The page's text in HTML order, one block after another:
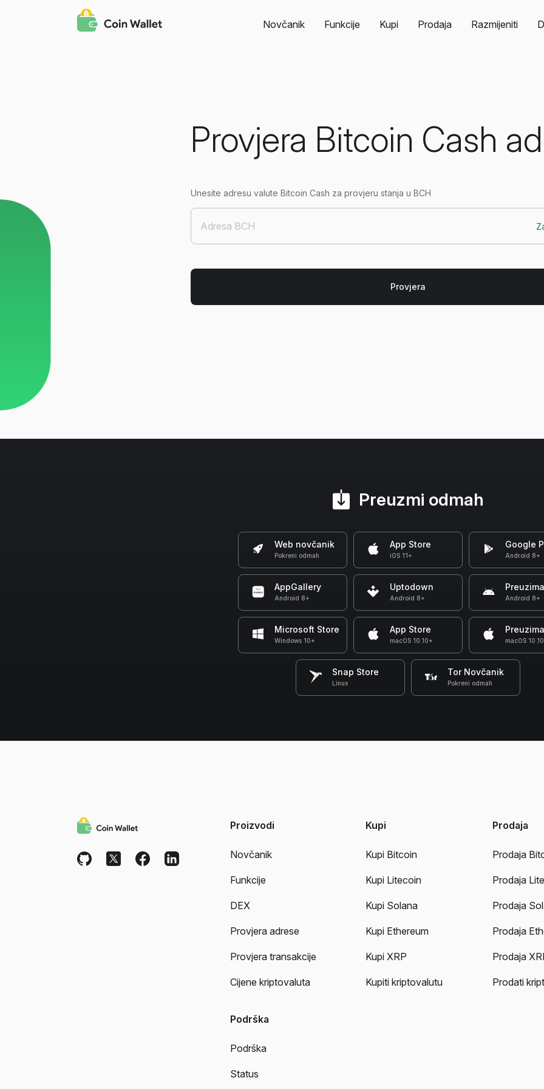
Novčanik Funkcije Kupi Prodaja Razmijeniti
Provjera Bitcoin Cash
Unesite adresu valute Bitcoin Cash za provjeru stanja u BCH
Preuzmi odmah
Web novčanik
Pokreni odmah
App Store
iOS 11+
Google
Android 8+
AppGallery
Android 8+
Uptodown
Android 8+ Android 8+
Microsoft Store
Windows 10+
App Store
macOS 10.10+ macOS
Snap Store
Linux
Tor Novčanik
Pokreni odmah
Proizvodi
Novčanik
Funkcije
DEX
Provjera adrese
Provjera transakcije
Cijene kriptovaluta
Kupi
Kupi Bitcoin
Kupi Litecoin
Kupi Solana
Kupi Ethereum
Kupi XRP
Kupiti kriptovalutu
Prodaja
Prodaja
Prodaja
Prodaja
Prodaja
Prodaja
Prodati
Podrška
Podrška
Status